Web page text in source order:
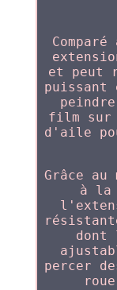
et peut
puissant
film sur
d'aile
Grâce
à la
dont
percer